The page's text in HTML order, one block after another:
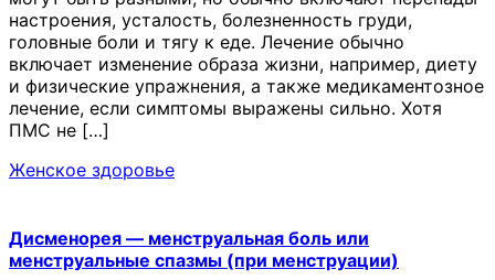
настроения, усталость, болезненность груди,
головные боли и тягу к еде. Лечение обычно
включает изменение образа жизни, например, диету
и физические упражнения, а также медикаментозное
лечение, если симптомы выражены сильно. Хотя
ПМС не […]
Женское здоровье
Дисменорея — менструальная боль или
менструальные спазмы (при менструации)